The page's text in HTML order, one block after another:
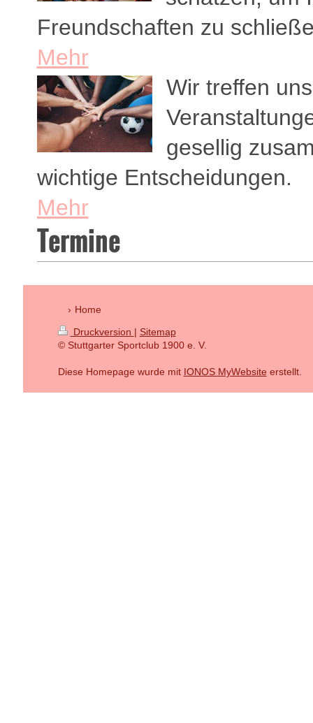
Freundschaften zu
Mehr
Wir treffen
gesellig
wichtige Entscheidungen.
Mehr
Termine
Home
Druckversion | Sitemap
© Stuttgarter Sportclub 1900 e. V.
Diese Homepage wurde mit IONOS MyWebsite erstellt.